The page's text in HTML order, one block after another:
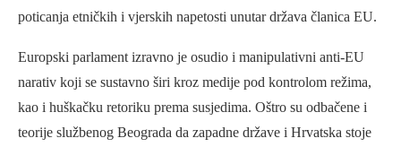
poticanja etničkih i vjerskih napetosti unutar država članica EU.
Europski parlament izravno je osudio i manipulativni anti-EU
narativ koji se sustavno širi kroz medije pod kontrolom režima,
kao i huškačku retoriku prema susjedima. Oštro su odbačene i
teorije službenog Beograda da zapadne države i Hrvatska stoje